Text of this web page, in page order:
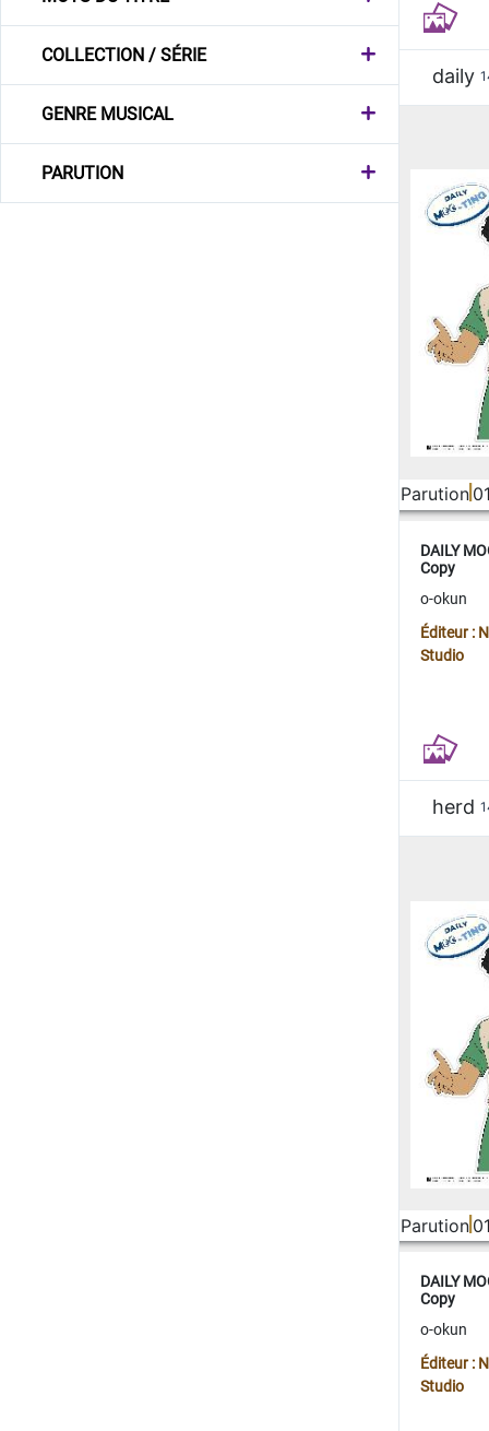
COLLECTION / SÉRIE
GENRE MUSICAL
PARUTION
daily
Parution
DAILY
Copy
o-okun
Éditeur :
Studio
herd
Parution
DAILY
Copy
o-okun
Éditeur :
Studio